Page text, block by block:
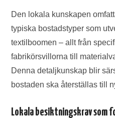
Den lokala kunskapen
typiska bostadstyper som
textilboomen – allt från
fabrikörsvillorna till
Denna detaljkunskap blir
bostaden ska återställas till
Lokala besiktningskrav som